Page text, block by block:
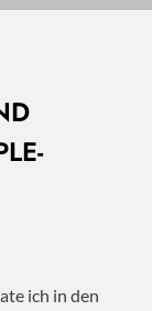
ich in den